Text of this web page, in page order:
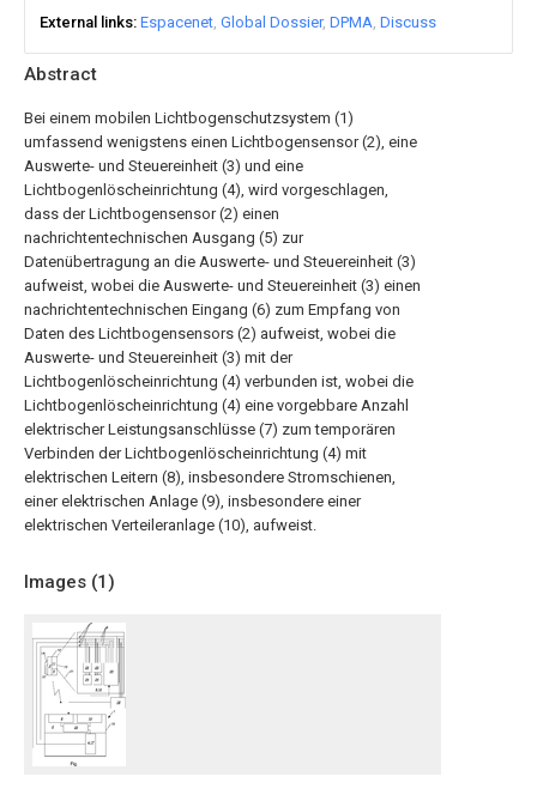
Abstract
Bei einem mobilen Lichtbogenschutzsystem (1)
umfassend wenigstens einen Lichtbogensensor (2), eine
Auswerte- und Steuereinheit (3) und eine
Lichtbogenlöscheinrichtung (4), wird vorgeschlagen,
dass der Lichtbogensensor (2) einen
nachrichtentechnischen Ausgang (5) zur
Datenübertragung an die Auswerte- und Steuereinheit (3)
aufweist, wobei die Auswerte- und Steuereinheit (3) einen
nachrichtentechnischen Eingang (6) zum Empfang von
Daten des Lichtbogensensors (2) aufweist, wobei die
Auswerte- und Steuereinheit (3) mit der
Lichtbogenlöscheinrichtung (4) verbunden ist, wobei die
Lichtbogenlöscheinrichtung (4) eine vorgebbare Anzahl
elektrischer Leistungsanschlüsse (7) zum temporären
Verbinden der Lichtbogenlöscheinrichtung (4) mit
elektrischen Leitern (8), insbesondere Stromschienen,
einer elektrischen Anlage (9), insbesondere einer
elektrischen Verteileranlage (10), aufweist.
Images (1)
External links Espacenet Global Dossier DPMA Discuss